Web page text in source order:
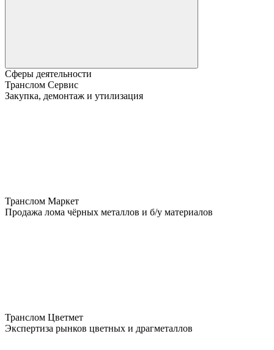
Сферы деятельности
Транслом Сервис
Закупка, демонтаж и утилизация
Транслом Маркет
Продажа лома чёрных металлов и б/у материалов
Транслом Цветмет
Экспертиза рынков цветных и драгметаллов